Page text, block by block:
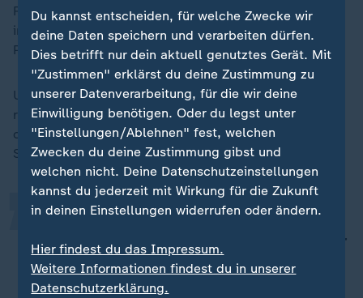
Ruhestand steigt kontinuierlich weiter an, auf
inzwischen mehr als 100.000; das ist ein Plus von 4,1
Prozent im Vergleich zum Vorjahr.
Und diese Entwicklung dürfte sich fortsetzen, denn
rund 97.000 berufstätige Ärzt*innen sind 60 Jahre
oder älter - fast jeder vierte. Chefärztin Katja
Schlosser ist deshalb besorgt.
Wenn wir es nicht schaffen, Frauen
viel mehr in die chirurgischen Fächer
hineinzubringen, dann wird es
irgendwann niemanden mehr geben,
„
Du kannst entscheiden, für welche Zwecke wir
deine Daten speichern und verarbeiten dürfen.
Dies betrifft nur dein aktuell genutztes Gerät. Mit
"Zustimmen" erklärst du deine Zustimmung zu
unserer Datenverarbeitung, für die wir deine
Einwilligung benötigen. Oder du legst unter
"Einstellungen/Ablehnen" fest, welchen
Zwecken du deine Zustimmung gibst und
welchen nicht. Deine Datenschutzeinstellungen
kannst du jederzeit mit Wirkung für die Zukunft
in deinen Einstellungen widerrufen oder ändern.
Hier findest du das Impressum.
Weitere Informationen findest du in unserer
Datenschutzerklärung.